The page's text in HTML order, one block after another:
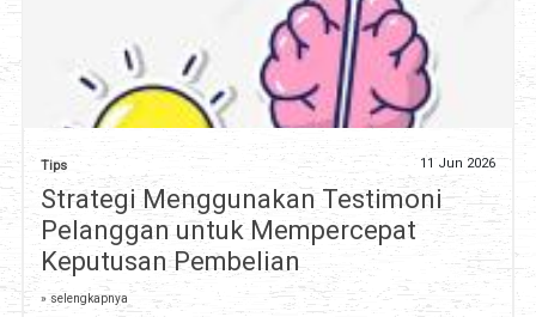
Tips 11 Jun 2026
Strategi Menggunakan Testimoni
Pelanggan untuk Mempercepat
Keputusan Pembelian
» selengkapnya